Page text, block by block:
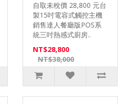
自取未稅價 28,800 元台
製15吋電容式觸控主機
銷售達人餐廳版POS系
統三吋熱感式廚房..
NT$28,800
NT$38,000